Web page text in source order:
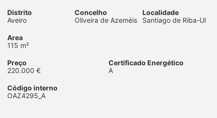
Distrito
Aveiro
Concelho
Oliveira de Azeméis
Localidade
Santiago de Riba-Ul
Area
115 m²
Preço
220.000 €
Certificado Energético
A
Código interno
OAZ4295_A